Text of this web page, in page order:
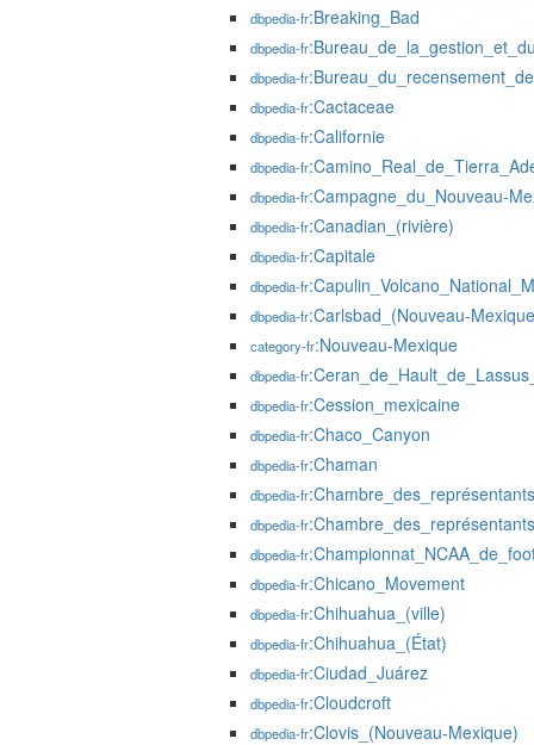
dbpedia-fr:Breaking_Bad
dbpedia-fr
dbpedia-fr
dbpedia-fr:Cactaceae
dbpedia-fr:Californie
dbpedia-fr
dbpedia-fr:Campagne_du_Nouveau-
dbpedia-fr:Canadian_(rivière)
dbpedia-fr:Capitale
dbpedia-fr
dbpedia-fr:Carlsbad_(Nouveau-
category-fr:Nouveau-Mexique
dbpedia-fr
dbpedia-fr:Cession_mexicaine
dbpedia-fr:Chaco_Canyon
dbpedia-fr:Chaman
dbpedia-fr
dbpedia-fr
dbpedia-fr
dbpedia-fr:Chicano_Movement
dbpedia-fr:Chihuahua_(ville)
dbpedia-fr:Chihuahua_(État)
dbpedia-fr:Ciudad_Juárez
dbpedia-fr:Cloudcroft
dbpedia-fr:Clovis_(Nouveau-Mexique)